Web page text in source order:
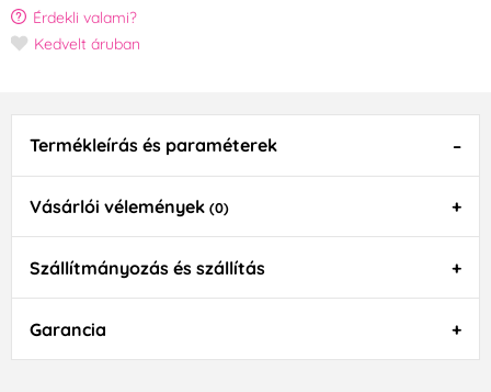
Érdekli valami?
Kedvelt áruban
Termékleírás és paraméterek
Vásárlói vélemények (0)
Szállítmányozás és szállítás
Garancia